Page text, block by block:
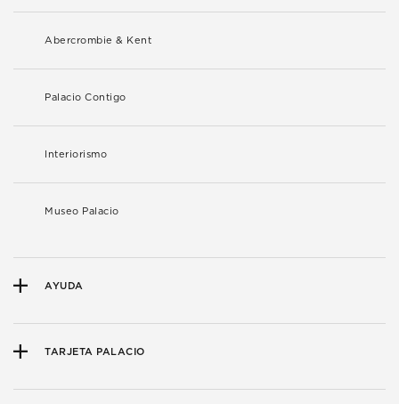
Abercrombie & Kent
Palacio Contigo
Interiorismo
Museo Palacio
AYUDA
TARJETA PALACIO